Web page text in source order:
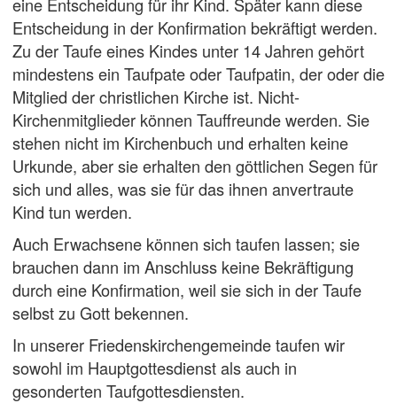
Entscheidung in der Konfirmation bekräftigt werden.
Zu der Taufe eines Kindes unter 14 Jahren gehört
mindestens ein Taufpate oder Taufpatin, der oder die
Mitglied der christlichen Kirche ist. Nicht-
Kirchenmitglieder können Tauffreunde werden. Sie
stehen nicht im Kirchenbuch und erhalten keine
Urkunde, aber sie erhalten den göttlichen Segen für
sich und alles, was sie für das ihnen anvertraute
Kind tun werden.
Auch Erwachsene können sich taufen lassen; sie
brauchen dann im Anschluss keine Bekräftigung
durch eine Konfirmation, weil sie sich in der Taufe
selbst zu Gott bekennen.
In unserer Friedenskirchengemeinde taufen wir
sowohl im Hauptgottesdienst als auch in
gesonderten Taufgottesdiensten.